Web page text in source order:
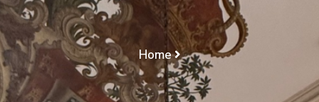
Home
CONFLITO DE COMPETÊNCIA/ INVENTÁRIO
SUBSEQUENTE A DIVÓRCIO/ APENSAÇÃO